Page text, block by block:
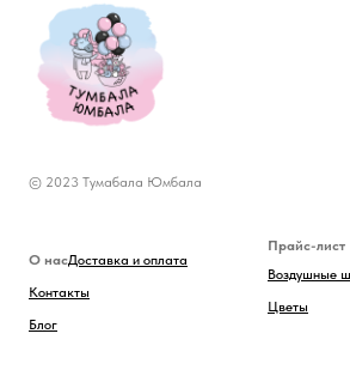
© 2023 Тумабала Юмбала
О насДоставка и оплата
Контакты
Блог
Прайс-лист
Воздушные
Цветы